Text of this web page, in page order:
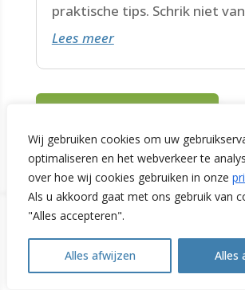
Wij gebruiken cookies om uw
optimaliseren en het webverkeer te
over hoe wij cookies gebruiken in onze
Als u akkoord gaat met ons gebruik van
"Alles accepteren".
Alles afwijzen Alles
praktische tips. Schrik niet
Check de datum. Lees hier
Lees meer
Contact